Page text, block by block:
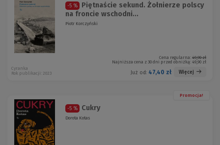
-5 %
Piętnaście sekund. Żołnierze polscy
na froncie wschodni...
Piotr Korczyński
Cena regularna: 49,90 zł
Najniższa cena z 30 dni przed obniżką: 49,90 zł
Już od: 47,40 zł Więcej
Cyranka
Rok publikacji: 2023
Promocja!
-5 % Cukry
Dorota Kotas